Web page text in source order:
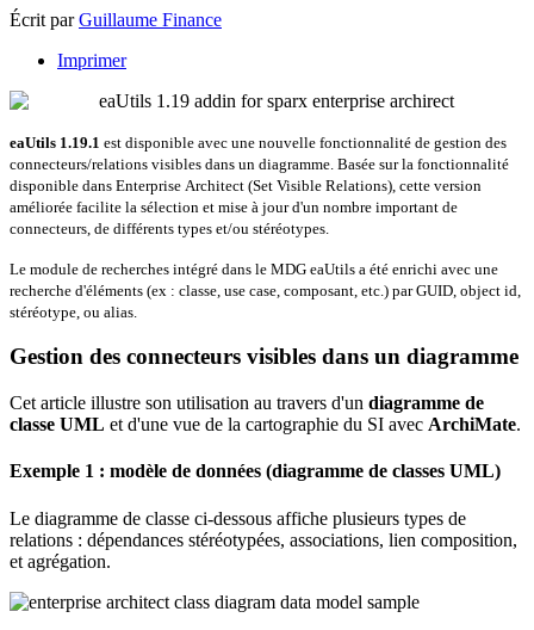
Écrit parGuillaume Finance
Imprimer
eaUtils 1.19.1 est disponible avec une nouvelle fonctionnalité de gestion des
connecteurs/relations visibles dans un diagramme. Basée sur la fonctionnalité
disponible dans Enterprise Architect (Set Visible Relations), cette version
améliorée facilite la sélection et mise à jour d'un nombre important de
connecteurs, de différents types et/ou stéréotypes.
Le module de recherches intégré dans le MDG eaUtils a été enrichi avec une
recherche d'éléments (ex : classe, use case, composant, etc.) par GUID, object id,
stéréotype, ou alias.
Gestion des connecteurs visibles dans un diagramme
Cet article illustre son utilisation au travers d'un diagramme de
classe UML et d'une vue de la cartographie du SI avec ArchiMate.
Exemple 1 : modèle de données (diagramme de classes UML)
Le diagramme de classe ci-dessous affiche plusieurs types de
relations : dépendances stéréotypées, associations, lien composition,
et agrégation.